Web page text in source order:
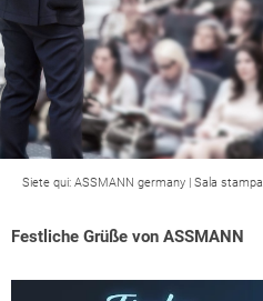
Siete qui: ASSMANN germany | Sala stampa
Festliche Grüße von ASSMANN